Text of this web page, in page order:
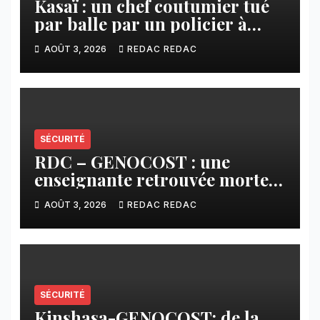
Kasaï : un chef coutumier tué
par balle par un policier à
Kamuesha, la tension monte
AOÛT 3, 2026 REDAC REDAC
SÉCURITÉ
RDC – GENOCOST : une
enseignante retrouvée morte à
l’Est, un drame qui ravive la
douleur des populations
civiles
AOÛT 3, 2026 REDAC REDAC
SÉCURITÉ